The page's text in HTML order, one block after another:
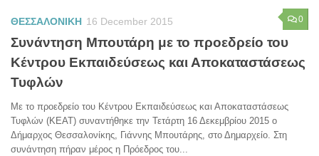
0
ΘΕΣΣΑΛΟΝΙΚΗ 16 December 2015
Συνάντηση Μπουτάρη με το προεδρείο του
Κέντρου Εκπαιδεύσεως και Αποκαταστάσεως
Τυφλών
Με το προεδρείο του Κέντρου Εκπαιδεύσεως και Αποκαταστάσεως
Τυφλών (ΚΕΑΤ) συναντήθηκε την Τετάρτη 16 Δεκεμβρίου 2015 ο
Δήμαρχος Θεσσαλονίκης, Γιάννης Μπουτάρης, στο Δημαρχείο. Στη
συνάντηση πήραν μέρος η Πρόεδρος του...